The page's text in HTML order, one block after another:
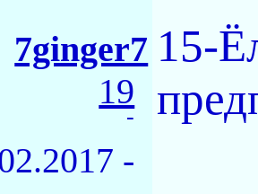
7ginger7
19
-
-
15-